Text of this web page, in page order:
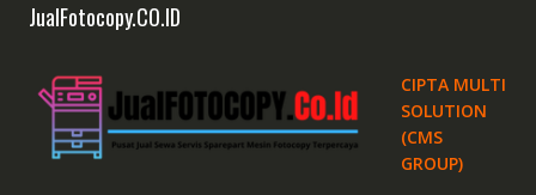
JualFotocopy.CO.ID
CIPTA MULTI
SOLUTION
(CMS
GROUP)